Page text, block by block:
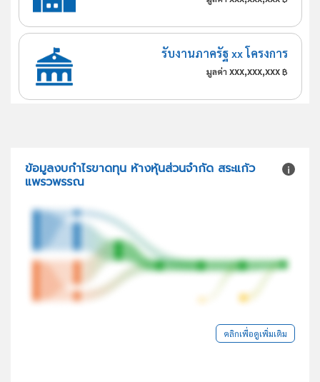
รับงานภาครัฐ xx โครงการ
มูลค่า xxx,xxx,xxx ฿
ข้อมูลงบกำไรขาดทุน ห้างหุ้นส่วนจำกัด สระแก้ว
แพรวพรรณ
คลิกเพื่อดูเพิ่มเติม